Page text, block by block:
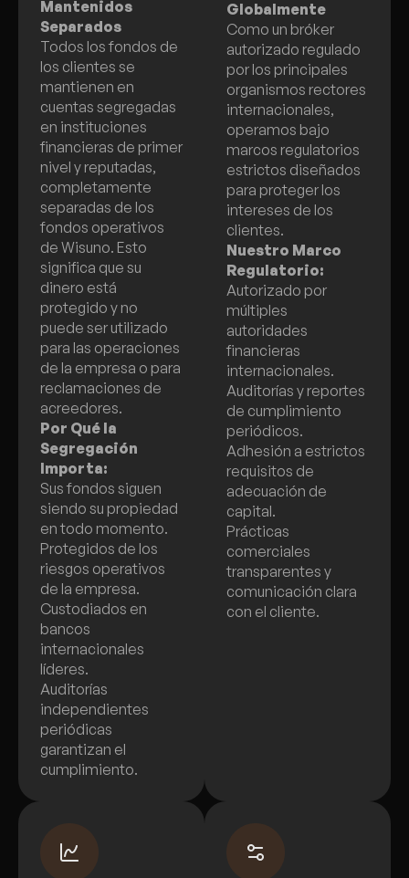
Mantenidos
Separados
Todos los fondos de
los clientes se
mantienen en
cuentas segregadas
en instituciones
financieras de primer
nivel y reputadas,
completamente
separadas de los
fondos operativos
de Wisuno. Esto
significa que su
dinero está
protegido y no
puede ser utilizado
para las operaciones
de la empresa o para
reclamaciones de
acreedores.
Por Qué la
Segregación
Importa:
Sus fondos siguen
siendo su propiedad
en todo momento.
Protegidos de los
riesgos operativos
de la empresa.
Custodiados en
bancos
internacionales
líderes.
Auditorías
independientes
periódicas
garantizan el
cumplimiento.
Globalmente
Como un bróker
autorizado regulado
por los principales
organismos rectores
internacionales,
operamos bajo
marcos regulatorios
estrictos diseñados
para proteger los
intereses de los
clientes.
Nuestro Marco
Regulatorio:
Autorizado por
múltiples
autoridades
financieras
internacionales.
Auditorías y reportes
de cumplimiento
periódicos.
Adhesión a estrictos
requisitos de
adecuación de
capital.
Prácticas
comerciales
transparentes y
comunicación clara
con el cliente.